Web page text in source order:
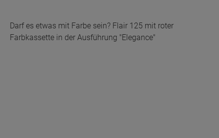
Darf es etwas mit Farbe sein? Flair 125 mit roter
Farbkassette in der Ausführung "Elegance"